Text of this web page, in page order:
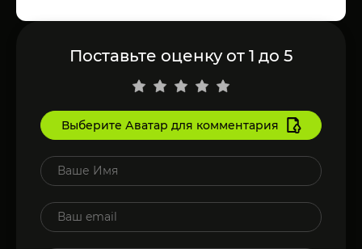
Поставьте оценку от 1 до 5
Выберите Аватар для комментария